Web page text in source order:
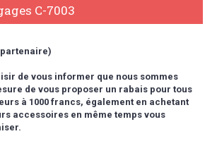
C-7003
de vous informer que nous sommes
de vous proposer un rabais pour tous
à 1000 francs, également en achetant
accessoires en même temps vous